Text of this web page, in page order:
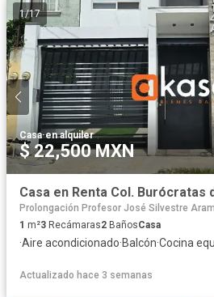
1/17
Casa·en alquiler
$ 22,500 MXN
Prolongación Profesor José Silvestre
1 m²3 Recámaras2 BañosCasa
·Aire acondicionado·Balcón·Cocina
Actualizado hace 3 semanas